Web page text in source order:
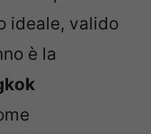
ideale, valido
è la